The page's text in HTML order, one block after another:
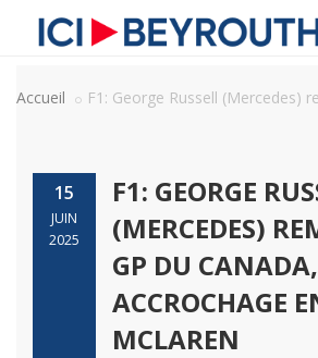
Accueil F1: George Russell (Mercedes)
15
JUIN
2025
F1: GEORGE
(MERCEDES)
GP DU CANADA,
ACCROCHAGE
MCLAREN